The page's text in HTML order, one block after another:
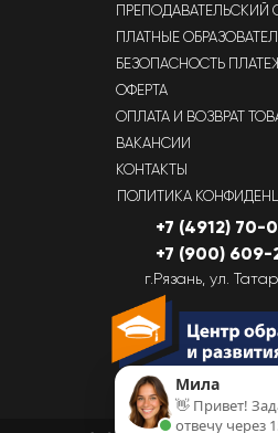
ПРЕПОДАВАТЕЛЬСКИЙ
ПЛАТНЫЕ
БЕЗОПАСНОСТЬ
ОФЕРТА
ОПЛАТА И ВОЗВРАТ
ВАКАНСИИ
КОНТАКТЫ
ПОЛИТИКА
+7 (4912) 70-
+7 (900) 609-
г.Рязань, ул.
Мила
👋 Привет!
отвечу через